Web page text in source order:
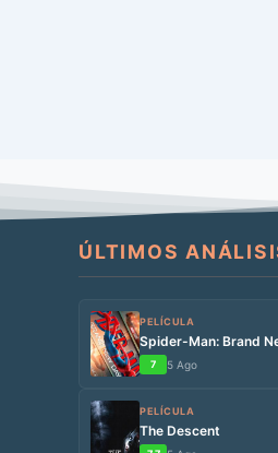
ÚLTIMOS
PELÍCULA
Spider-Man: Brand
7 5 Ago
PELÍCULA
The Descent